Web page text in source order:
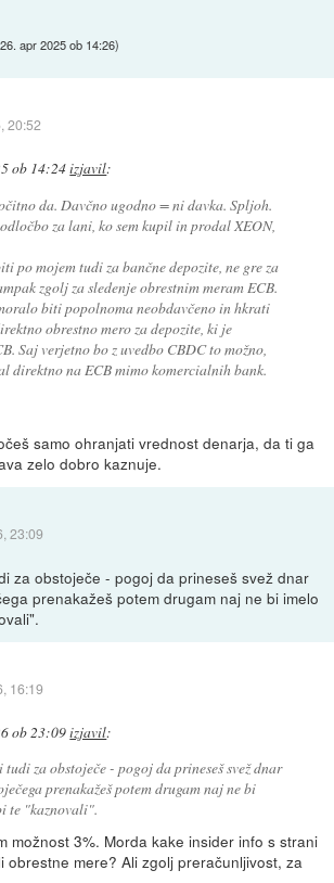
26. apr 2025 ob 14:26)
20:52
ob 14:24izjavil:
da. Davčno ugodno = ni davka. Spljoh.
za lani, ko sem kupil in prodal XEON,
po mojem tudi za bančne depozite, ne gre za
zgolj za sledenje obrestnim meram ECB.
biti popolnoma neobdavčeno in hkrati
obrestno mero za depozite, ki je
Saj verjetno bo z uvedbo CBDC to možno,
direktno na ECB mimo komercialnih bank.
samo ohranjati vrednost denarja, da ti ga
zelo dobro kaznuje.
23:09
za obstoječe - pogoj da prineseš svež dnar
prenakažeš potem drugam naj ne bi imelo
16:19
ob 23:09izjavil:
za obstoječe - pogoj da prineseš svež dnar
prenakažeš potem drugam naj ne bi
te "kaznovali".
možnost 3%. Morda kake insider info s strani
obrestne mere? Ali zgolj preračunljivost, za